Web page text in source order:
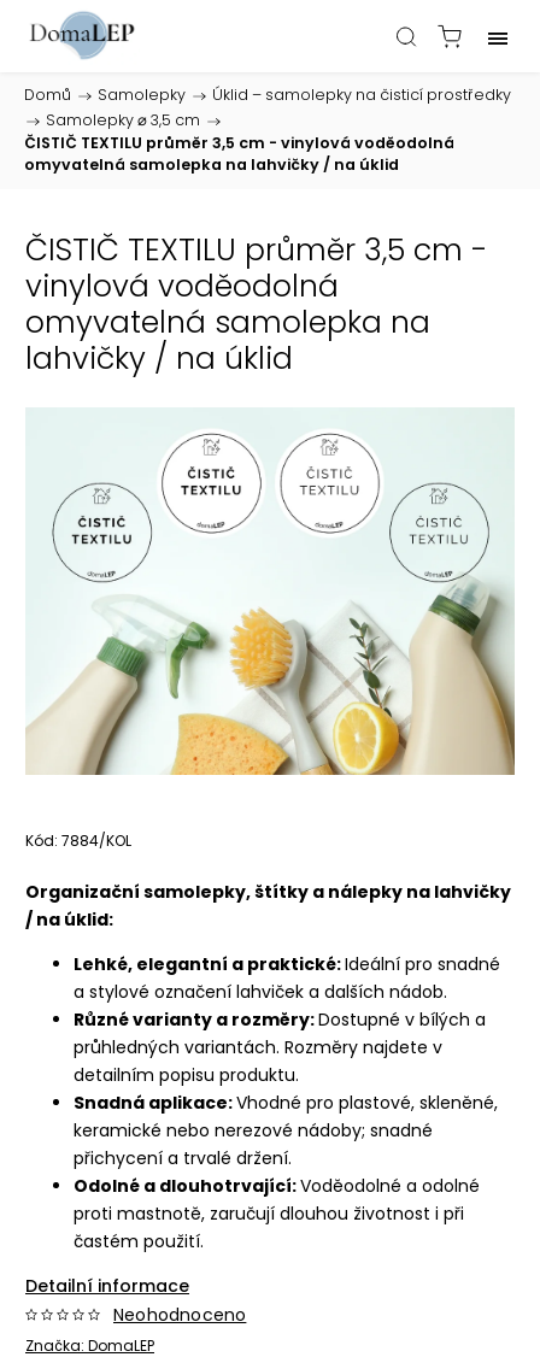
Domů / Samolepky /
Úklid – samolepky na čisticí prostředky
/
Samolepky ⌀ 3,5 cm /
ČISTIČ TEXTILU průměr 3,5 cm - vinylová voděodolná
omyvatelná samolepka na lahvičky / na úklid
ČISTIČ TEXTILU průměr 3,5 cm -
vinylová voděodolná
omyvatelná samolepka na
lahvičky / na úklid
Kód: 7884/KOL
Organizační samolepky, štítky a nálepky na lahvičky
/ na úklid:
Lehké, elegantní a praktické:Ideální pro snadné
a stylové označení lahviček a dalších nádob.
Různé varianty a rozměry:Dostupné v bílých a
průhledných variantách. Rozměry najdete v
detailním popisu produktu.
Snadná aplikace:Vhodné pro plastové, skleněné,
keramické nebo nerezové nádoby; snadné
přichycení a trvalé držení.
Odolné a dlouhotrvající:Voděodolné a odolné
proti mastnotě, zaručují dlouhou životnost i při
častém použití.
Detailní informace
Značka: DomaLEP
Neohodnoceno